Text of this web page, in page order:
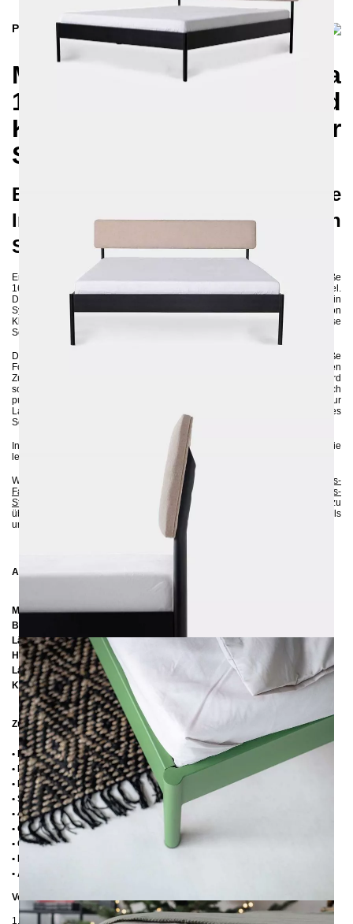
Produktinformationen
Metallbett ATROX Fibra
160x200 – Eleganz und
Komfort für Ihr
Schlafzimmer
Entdecken Sie die exklusive
Innovation im Bereich
Schlafzimmermöbel
Erleben Sie das exklusive Metallbett ATROX Fibra in der großzügigen Größe
160x200 cm – unsere neueste Innovation im Bereich Schlafzimmermöbel.
Dieses Design-Bett ist nicht nur ein echter Blickfang, sondern auch ein
Symbol für Qualität, Eleganz und Einzigartigkeit. Mit einem Hauch von
Klassik und einer Prise Extravaganz vereint das ATROX Fibra zeitlose
Schönheit mit modernem Design.
Das gepolsterte Kopfteil überzeugt durch seine schlichte, zeitgemäße
Formgebung und die sanfte Neigung nach hinten, die zum entspannten
Zurücklehnen einlädt. Jedes Detail dieses exquisiten Möbelstücks wird
sorgfältig aus hochwertigem Stahl gefertigt und umweltfreundlich
pulverbeschichtet. Diese erstklassige Verarbeitung garantiert nicht nur
Langlebigkeit, sondern auch einen zeitlosen Stil, der sich nahtlos in jedes
Schlafzimmerambiente integriert.
Investieren Sie in das Metallbett ATROX Fibra 160x200 und genießen Sie
lebenslangen Komfort gepaart mit unvergleichlicher Eleganz.
Wenn Sie sich bezüglich der Farbe unsicher sind, können Sie bis zu 5
Gratis-
Farbproben
anfordern :-). Sie können auch gerne zusätzlich bis zu 5
Gratis-
Stoffmuster
bestellen, um sich von der Qualität und dem Aussehen zu
überzeugen. Auf diese Weise können Sie prüfen, ob die Farben des Metalls
und des Stoffs perfekt zu Ihrer Einrichtung passen.
Abmessungen
Matratzengröße: 160 x 200 cm
Breite:
Länge:209 cm / 219 cm / 229 cm
Höhe: 92 cm
Lattenrostabsenkung: 14 cm
Kopfteilhöhe: 32 cm
Zusätzliche Informationen
• Handmade
• Pulverbeschichtet
• Fußstopfen aus Kunststoff
• Seitenablagen für Lattenrost 2,8 cm
• 4 cm breite Mitteltraverse mit Stützfuß
• Ohne Lattenrost
• Ohne Matratze
• Lieferzustand: Zerlegt (in 2 Kartons)
• Andere RAL-Farben auf Anfrage möglich
Verpackungsdetails
1. Karton: 210x80x2030 mm, ≈ 25 kg